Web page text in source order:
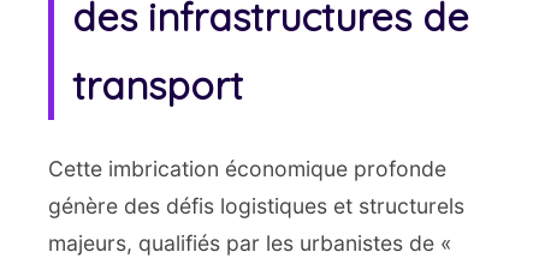
des infrastructures de
transport
Cette imbrication économique profonde
génère des défis logistiques et structurels
majeurs, qualifiés par les urbanistes de «